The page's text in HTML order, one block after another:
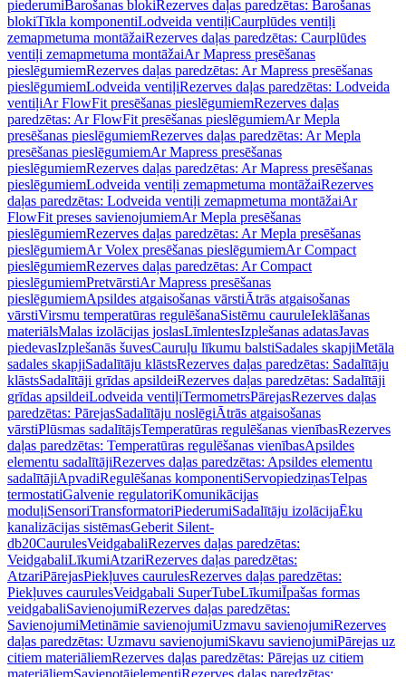
piederumiBarošanas blokiRezerves daļas paredzētas: Barošanas
blokiTīkla komponentiLodveida ventiļiCaurplūdes ventiļi
zemapmetuma montāžaiRezerves daļas paredzētas: Caurplūdes
ventiļi zemapmetuma montāžaiAr Mapress presēšanas
pieslēgumiemRezerves daļas paredzētas: Ar Mapress presēšanas
pieslēgumiemLodveida ventiļiRezerves daļas paredzētas: Lodveida
ventiļiAr FlowFit presēšanas pieslēgumiemRezerves daļas
paredzētas: Ar FlowFit presēšanas pieslēgumiemAr Mepla
presēšanas pieslēgumiemRezerves daļas paredzētas: Ar Mepla
presēšanas pieslēgumiemAr Mapress presēšanas
pieslēgumiemRezerves daļas paredzētas: Ar Mapress presēšanas
pieslēgumiemLodveida ventiļi zemapmetuma montāžaiRezerves
daļas paredzētas: Lodveida ventiļi zemapmetuma montāžaiAr
FlowFit preses savienojumiemAr Mepla presēšanas
pieslēgumiemRezerves daļas paredzētas: Ar Mepla presēšanas
pieslēgumiemAr Volex presēšanas pieslēgumiemAr Compact
pieslēgumiemRezerves daļas paredzētas: Ar Compact
pieslēgumiemPretvārstiAr Mapress presēšanas
pieslēgumiemApsildes atgaisošanas vārstiĀtrās atgaisošanas
vārstiVirsmu temperatūras regulēšanaSistēmu cauruleIeklāšanas
materiālsMalas izolācijas joslasLīmlentesIzplešanas adatasJavas
piedevasIzplešanās šuvesCauruļu līkumu balstiSadales skapjiMetāla
sadales skapjiSadalītāju klāstsRezerves daļas paredzētas: Sadalītāju
klāstsSadalītāji grīdas apsildeiRezerves daļas paredzētas: Sadalītāji
grīdas apsildeiLodveida ventiļiTermometrsPārejasRezerves daļas
paredzētas: PārejasSadalītāju noslēgiĀtrās atgaisošanas
vārstiPlūsmas sadalītājsTemperatūras regulēšanas vienībasRezerves
daļas paredzētas: Temperatūras regulēšanas vienībasApsildes
elementu sadalītājiRezerves daļas paredzētas: Apsildes elementu
sadalītājiApvadiRegulēšanas komponentiServopiedziņasTelpas
termostatiGalvenie regulatoriKomunikācijas
moduļiSensoriTransformatoriPiederumiSadalītāju izolācijaĒku
kanalizācijas sistēmasGeberit Silent-
db20CaurulesVeidgabaliRezerves daļas paredzētas:
VeidgabaliLīkumiAtzariRezerves daļas paredzētas:
AtzariPārejasPiekļuves caurulesRezerves daļas paredzētas:
Piekļuves caurulesVeidgabali SuperTubeLīkumiĪpašas formas
veidgabaliSavienojumiRezerves daļas paredzētas:
SavienojumiMetināmie savienojumiUzmavu savienojumiRezerves
daļas paredzētas: Uzmavu savienojumiSkavu savienojumiPārejas uz
citiem materiāliemRezerves daļas paredzētas: Pārejas uz citiem
materiāliemSavienotājelementiRezerves daļas paredzētas: